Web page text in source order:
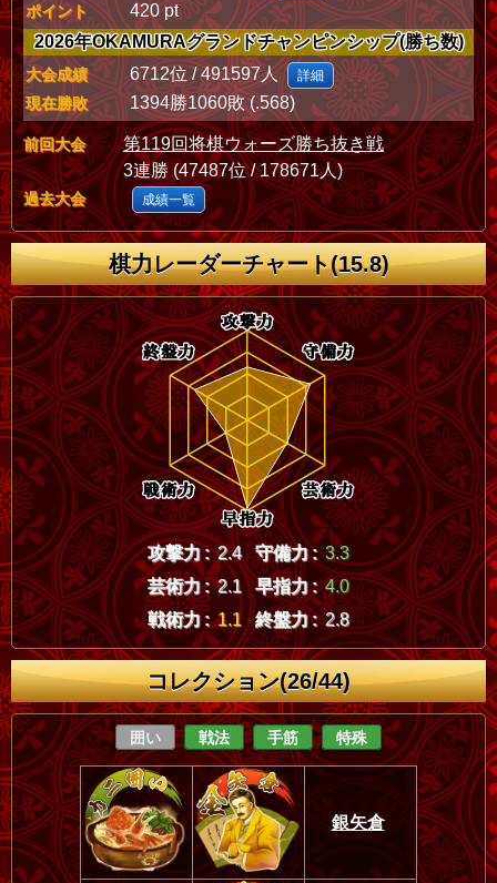
ポイント
420 pt
2026年OKAMURAグランドチャンピンシップ(勝ち数)
大会成績 6712位 / 491597人 詳細
現在勝敗 1394勝1060敗 (.568)
前回大会
第119回将棋ウォーズ勝ち抜き戦
3連勝 (47487位 / 178671人)
過去大会 成績一覧
棋力レーダーチャート(15.8)
攻撃力 : 2.4 守備力 : 3.3
芸術力 : 2.1 早指力 : 4.0
戦術力 : 1.1 終盤力 : 2.8
コレクション(26/44)
囲い 戦法 手筋 特殊
銀矢倉